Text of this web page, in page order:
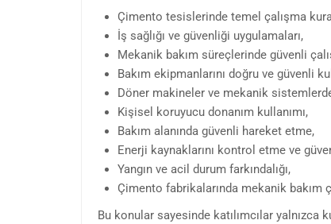
Çimento tesislerinde temel çalışma
İş sağlığı ve güvenliği uygulamaları,
Mekanik bakım süreçlerinde güvenli
Bakım ekipmanlarını doğru ve güvenli
Döner makineler ve mekanik
Kişisel koruyucu donanım kullanımı,
Bakım alanında güvenli hareket etme,
Enerji kaynaklarını kontrol etme ve
Yangın ve acil durum farkındalığı,
Çimento fabrikalarında mekanik bakım
Bu konular sayesinde katılımcılar yalnızca